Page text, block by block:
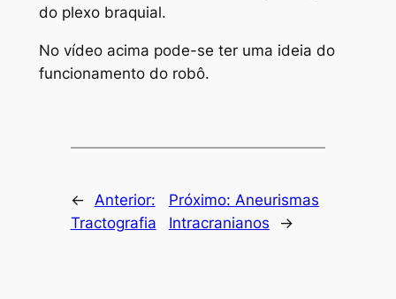
do plexo braquial.
No vídeo acima pode-se ter uma ideia do
funcionamento do robô.
←
Anterior:
Tractografia
Próximo: Aneurismas
Intracranianos
→